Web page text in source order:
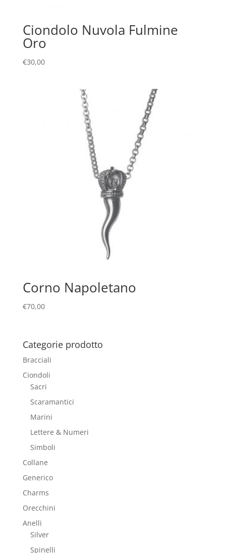
Ciondolo Nuvola Fulmine
Oro
€30,00
Corno Napoletano
€70,00
Categorie prodotto
Bracciali
Ciondoli
Sacri
Scaramantici
Marini
Lettere & Numeri
Simboli
Collane
Generico
Charms
Orecchini
Anelli
Silver
Spinelli